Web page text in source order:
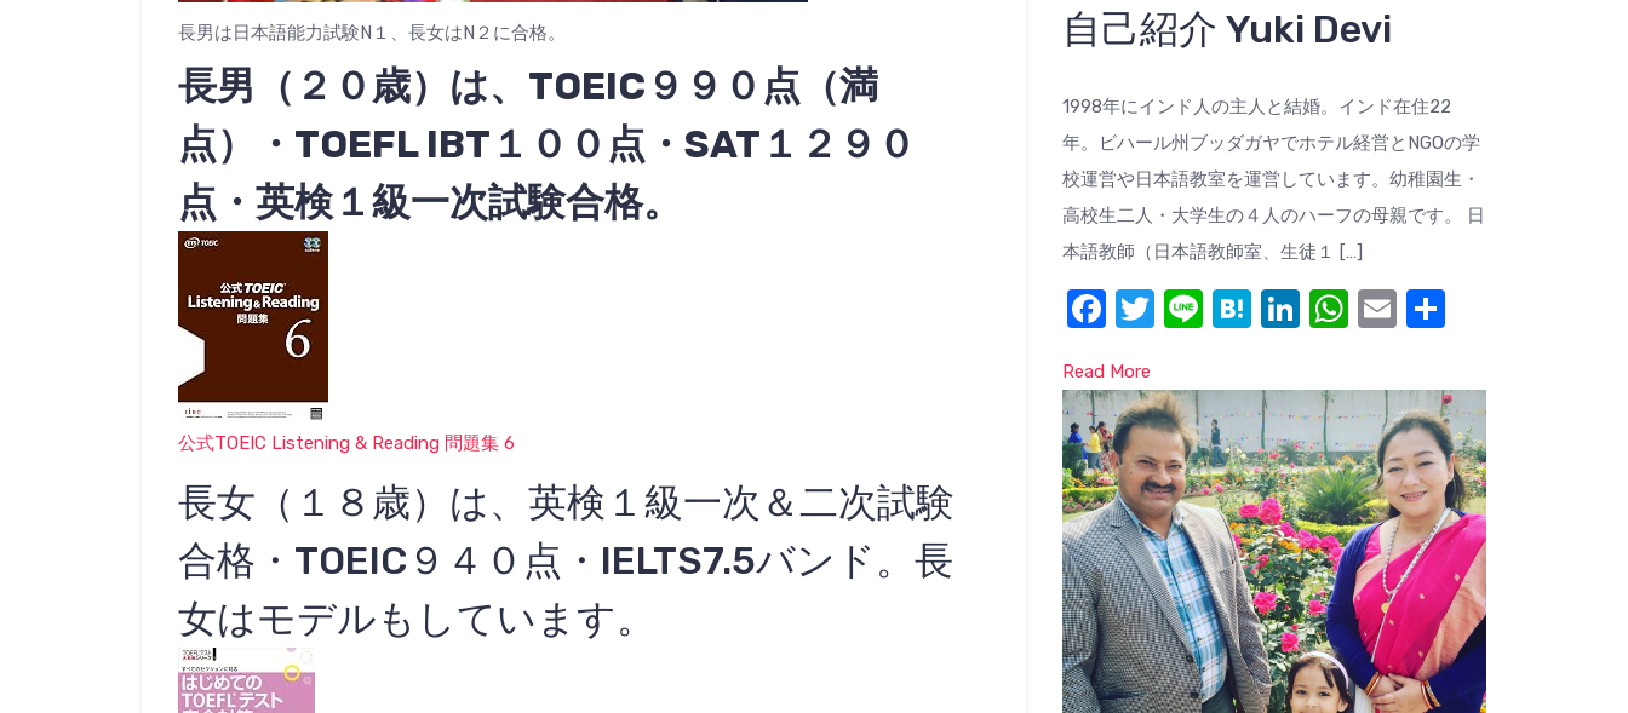
長男は日本語能力試験N１、長女はN２に合格。
長男（２０歳）は、TOEIC９９０点（満
点）・TOEFL IBT１００点・SAT１２９０
点・英検１級一次試験合格。
公式TOEIC Listening & Reading 問題集 6
長女（１８歳）は、英検１級一次＆二次試験
合格・TOEIC９４０点・IELTS7.5バンド。長
女はモデルもしています。
自己紹介 Yuki Devi
1998年にインド人の主人と結婚。インド在住22
年。ビハール州ブッダガヤでホテル経営とNGOの学
校運営や日本語教室を運営しています。幼稚園生・
高校生二人・大学生の４人のハーフの母親です。 日
本語教師（日本語教師室、生徒１ […]
F
c
e
b
o
o
k
T
it
te
r
Li
e
H
e
n
a
Li
k
e
dI
n
W
at
s
A
p
p
E
ail
Read More